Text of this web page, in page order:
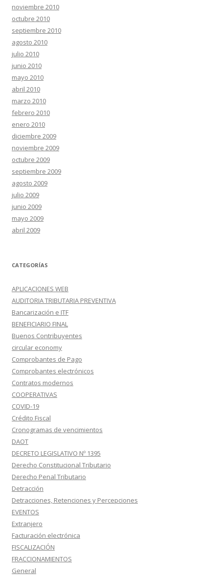
noviembre 2010
octubre 2010
septiembre 2010
agosto 2010
julio 2010
junio 2010
mayo 2010
abril 2010
marzo 2010
febrero 2010
enero 2010
diciembre 2009
noviembre 2009
octubre 2009
septiembre 2009
agosto 2009
julio 2009
junio 2009
mayo 2009
abril 2009
CATEGORÍAS
APLICACIONES WEB
AUDITORIA TRIBUTARIA PREVENTIVA
Bancarización e ITF
BENEFICIARIO FINAL
Buenos Contribuyentes
circular economy
Comprobantes de Pago
Comprobantes electrónicos
Contratos modernos
COOPERATIVAS
COVID-19
Crédito Fiscal
Cronogramas de vencimientos
DAOT
DECRETO LEGISLATIVO Nº 1395
Derecho Constitucional Tributario
Derecho Penal Tributario
Detracción
Detracciones, Retenciones y Percepciones
EVENTOS
Extranjero
Facturación electrónica
FISCALIZACIÓN
FRACCIONAMIENTOS
General